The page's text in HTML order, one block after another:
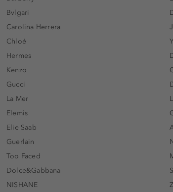
Bvlgari
Carolina Herrera
Chloé
Hermes
Kenzo
Gucci
La Mer
Elemis
Elie Saab
Guerlain
Too Faced
Dolce&Gabbana
NISHANE